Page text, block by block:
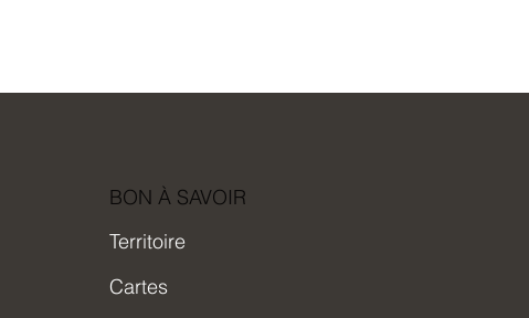
BON À SAVOIR
Territoire
Cartes